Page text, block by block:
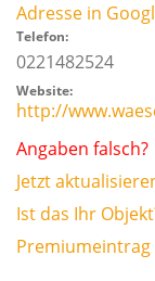
Adresse in
Telefon:
0221482524
Website:
http://
Angaben falsch?
Jetzt
Ist das Ihr